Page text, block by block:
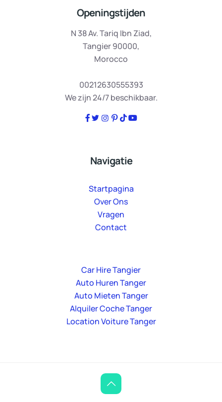
Openingstijden
N 38 Av. Tariq Ibn Ziad,
Tangier 90000,
Morocco
00212630555393
We zijn 24/7 beschikbaar.
Navigatie
Startpagina
Over Ons
Vragen
Contact
Car Hire Tangier
Auto Huren Tanger
Auto Mieten Tanger
Alquiler Coche Tanger
Location Voiture Tanger